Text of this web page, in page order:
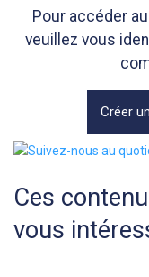
Pour accéder
veuillez vous
Créer
Ces
vous